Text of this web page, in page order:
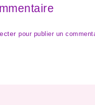
pour publier un